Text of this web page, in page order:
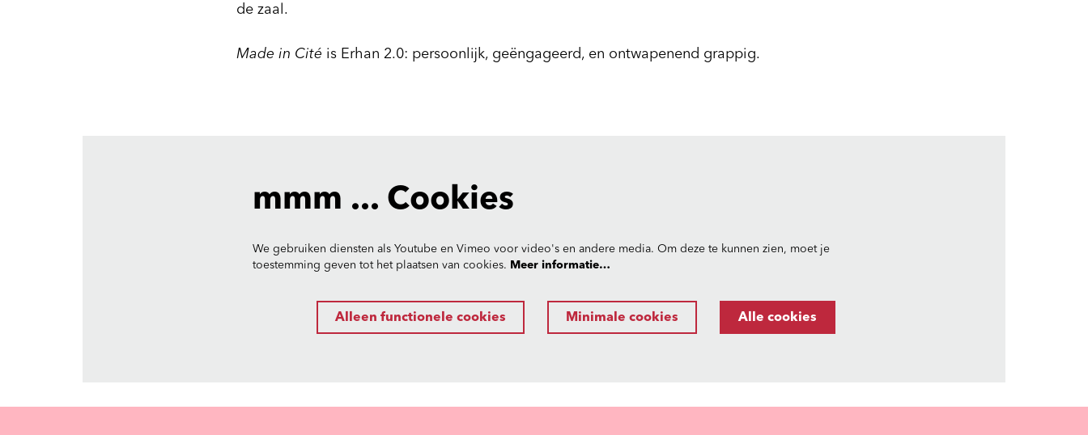
de zaal.
Made in Cité is Erhan 2.0: persoonlijk, geëngageerd, en ontwapenend grappig.
mmm ... Cookies
We gebruiken diensten als Youtube en Vimeo voor video's en andere media. Om deze te kunnen zien, moet je
toestemming geven tot het plaatsen van cookies. Meer informatie…
Alleen functionele cookies Minimale cookies Alle cookies